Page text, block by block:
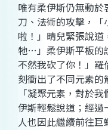
唯有柔伊斯仍無動
刀、法術的攻擊，
啦！」晴兒緊張說
牠…」柔伊斯平板的
不然我砍了你！」
刻衝出了不同元素的
「凝聚元素，對於
伊斯輕鬆說道；經
人也因此繼續前往巨